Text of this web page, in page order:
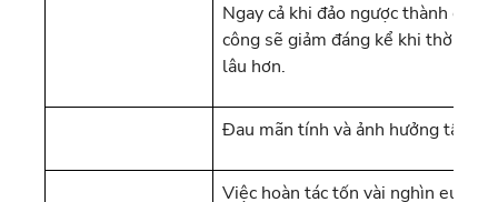
Ngay cả khi đảo ngược thành
công sẽ giảm đáng kể khi thời
lâu hơn.
Đau mãn tính và ảnh hưởng tâm lý
Việc hoàn tác tốn vài nghìn euro